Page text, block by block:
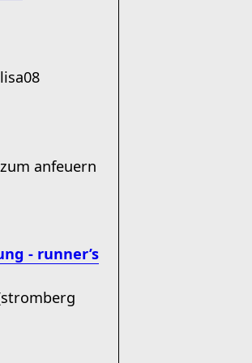
anfeuern
- runner’s